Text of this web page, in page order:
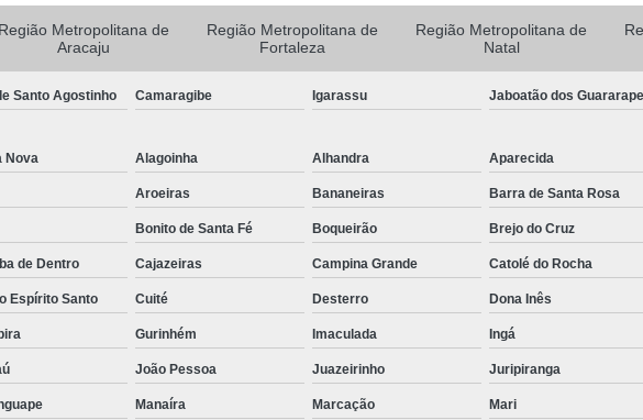
Espaço comercial
Espaço de
coworkings
compartilhados
para locação
Espaços
coworking
Espaços
coworkings
Espaços de
trabalho
Estações de
Aluguel de Sala
Aluguel de Sala
Aluguel de Sala por
Aluguel por Hora
Aluguel Sala
Escritorio para
Sala Comercial para
Aluguel de Consultórios por
Região Metropolitana de
Aracaju
Região Metropolitana de
Fortaleza
Região Metropolitana de
Natal
Santo Agostinho Camaragibe Igarassu Jaboatão dos
Nova Alagoinha Alhandra Aparecida
Aroeiras Bananeiras Barra de Santa Rosa
Bonito de Santa Fé Boqueirão Brejo do Cruz
de Dentro Cajazeiras Campina Grande Catolé do Rocha
Espírito Santo Cuité Desterro Dona Inês
Gurinhém Imaculada Ingá
João Pessoa Juazeirinho Juripiranga
Manaíra Marcação Mari